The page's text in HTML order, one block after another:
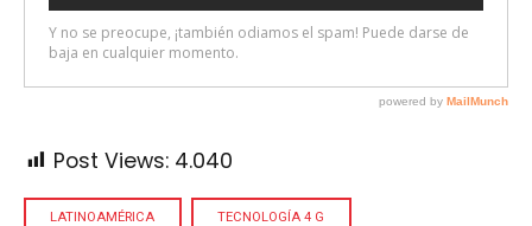
Post Views: 4.040
LATINOAMÉRICA TECNOLOGÍA 4 G